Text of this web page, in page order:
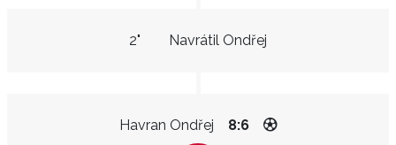
Navrátil Ondřej
2"
Havran Ondřej 8:6